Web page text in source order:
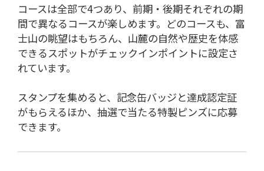
コースは全部で4つあり、前期・後期それぞれの期
間で異なるコースが楽しめます。どのコースも、富
士山の眺望はもちろん、山麓の自然や歴史を体感
できるスポットがチェックインポイントに設定さ
れています。
スタンプを集めると、記念缶バッジと達成認定証
がもらえるほか、抽選で当たる特製ピンズに応募
できます。